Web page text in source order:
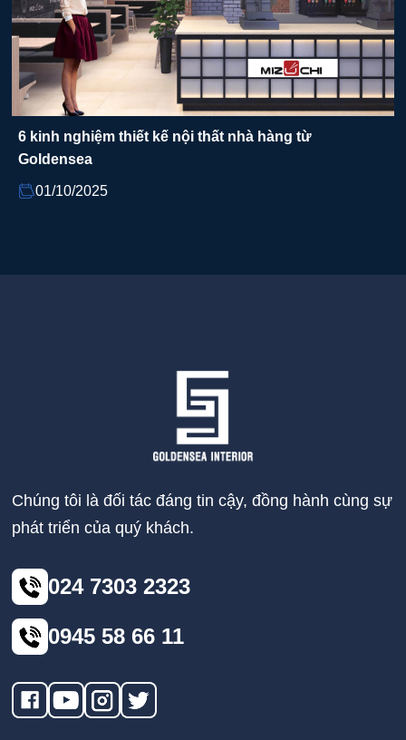
6 kinh nghiệm thiết kế nội thất nhà hàng từ
Goldensea
01/10/2025
Chúng tôi là đối tác đáng tin cậy, đồng hành cùng sự
phát triển của quý khách.
024 7303 2323
0945 58 66 11